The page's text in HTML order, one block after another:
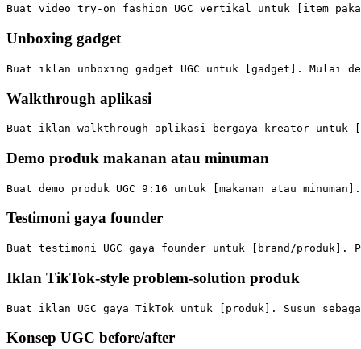
Unboxing gadget
Walkthrough aplikasi
Demo produk makanan atau minuman
Testimoni gaya founder
Iklan TikTok-style problem-solution produk
Konsep UGC before/after